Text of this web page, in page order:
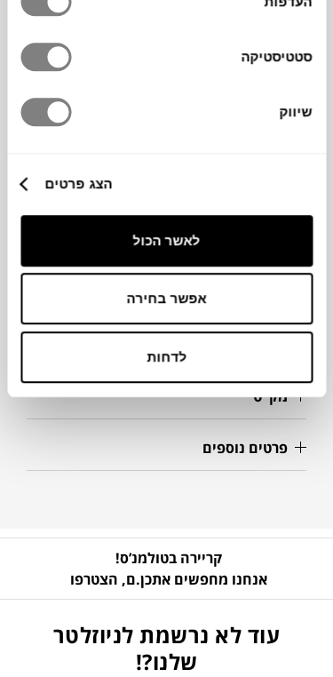
סטטיסטיקה
שיווק
הצג פרטים
לאשר הכול
אפשר בחירה
לדחות
עשויה עץ מנגו
טבעי. הקופסה מציעה פתרון אחסון פרקטי
לפריטים קטנים כמו תכשיטים, ניירת או אביזרי
או שידה.
15X24X11H ס"מ
מק"ט
פרטים נוספים
קריירה בטולמנ’ס!
אנחנו מחפשים אתכן.ם, הצטרפו
עוד לא נרשמת לניוזלטר
שלנו?!